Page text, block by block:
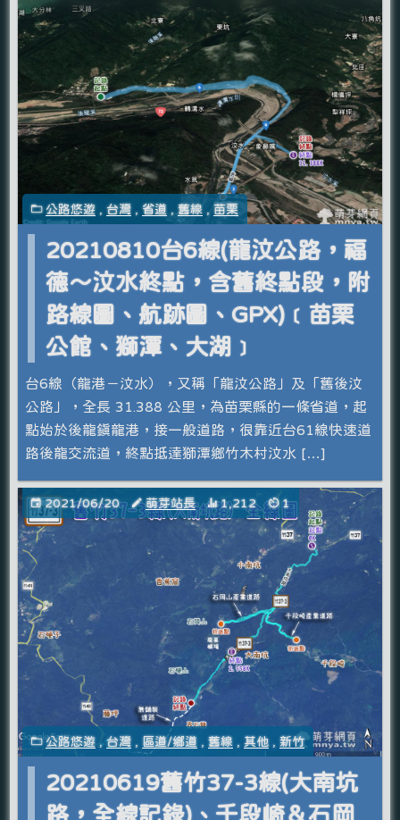
公路悠遊 ,台灣 ,省道 ,舊線 ,苗栗
20210810台6線(龍汶公路，福
德～汶水終點，含舊終點段，附
路線圖、航跡圖、GPX)﹝苗栗
公館、獅潭、大湖﹞
台6線（龍港－汶水），又稱「龍汶公路」及「舊後汶
公路」，全長 31.388 公里，為苗栗縣的一條省道，起
點始於後龍鎮龍港，接一般道路，很靠近台61線快速道
路後龍交流道，終點抵達獅潭鄉竹木村汶水 […]
2021/06/20 萌芽站長 1,212 1
公路悠遊 ,台灣 , 區道/鄉道 ,舊線 ,其他,新竹
20210619舊竹37-3線(大南坑
路，全線記錄)、千段崎＆石岡